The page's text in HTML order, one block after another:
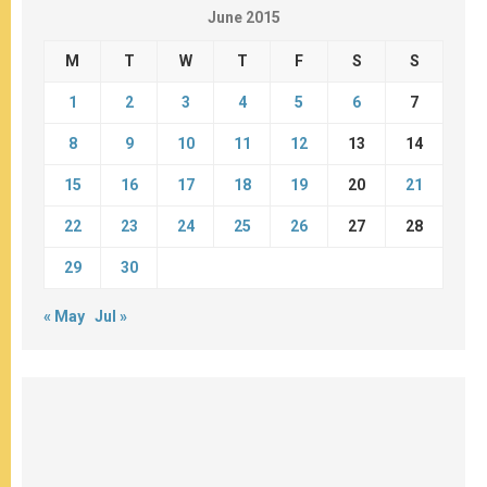
June 2015
M T W T F S S
1 2 3 4 5 6 7
8 9 10 11 12 13 14
15 16 17 18 19 20 21
22 23 24 25 26 27 28
29 30
« May Jul »